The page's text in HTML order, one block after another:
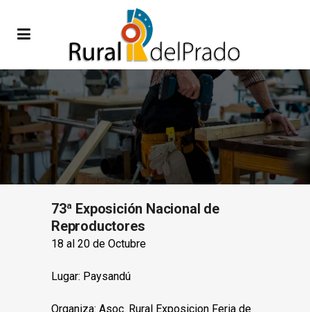
73ª Exposición Nacional de
Reproductores
18 al 20 de Octubre
Lugar: Paysandú
Organiza: Asoc. Rural Exposicion Feria de